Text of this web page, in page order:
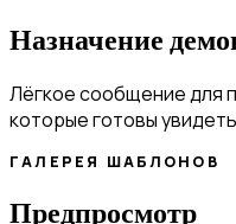
Назначение
Лёгкое сообщение для
которые готовы
ГАЛЕРЕЯ ШАБЛОНОВ
Предпросмотр